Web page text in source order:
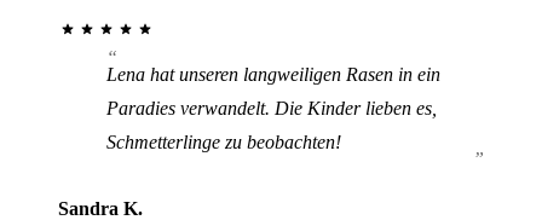
Lena hat unseren langweiligen Rasen in ein
Paradies verwandelt. Die Kinder lieben es,
Schmetterlinge zu beobachten!
Sandra K.